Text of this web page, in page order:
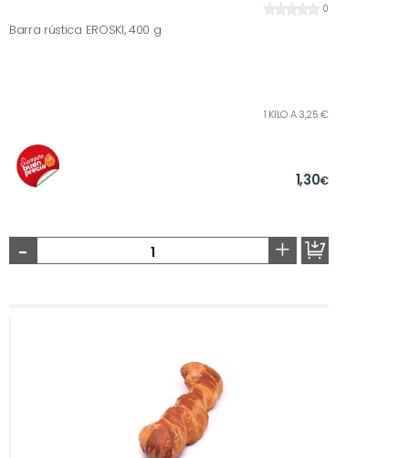
0
Barra rústica EROSKI, 400 g
1 KILO A 3,25 €
1,30€
- +